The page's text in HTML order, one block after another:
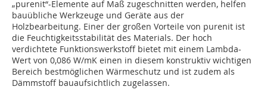
„purenit“-Elemente auf Maß zugeschnitten werden, helfen
bauübliche Werkzeuge und Geräte aus der
Holzbearbeitung. Einer der großen Vorteile von purenit ist
die Feuchtigkeitsstabilität des Materials. Der hoch
verdichtete Funktionswerkstoff bietet mit einem Lambda-
Wert von 0,086 W/mK einen in diesem konstruktiv wichtigen
Bereich bestmöglichen Wärmeschutz und ist zudem als
Dämmstoff bauaufsichtlich zugelassen.